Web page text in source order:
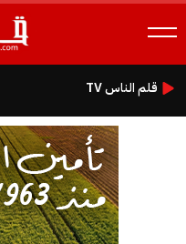
قلم الناس TV